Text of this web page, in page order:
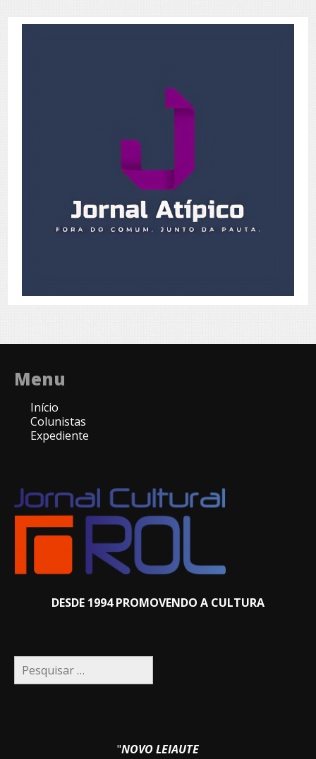
Menu
Início
Colunistas
Expediente
DESDE 1994 PROMOVENDO A CULTURA
Pesquisar
por:
"NOVO LEIAUTE